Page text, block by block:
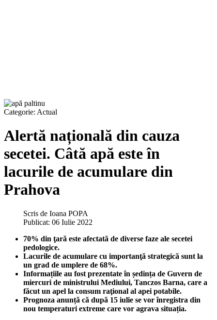
Categorie: Actual
Alertă națională din cauza
secetei. Câtă apă este în
lacurile de acumulare din
Prahova
Scris de Ioana POPA
Publicat: 06 Iulie 2022
70% din ţară este afectată de diverse faze ale secetei
pedologice.
Lacurile de acumulare cu importanţă strategică sunt la
un grad de umplere de 68%.
Informațiile au fost prezentate în ședința de Guvern de
miercuri de ministrului Mediului, Tanczos Barna, care a
făcut un apel la consum raţional al apei potabile.
Prognoza anunță că după 15 iulie se vor înregistra din
nou temperaturi extreme care vor agrava situația.